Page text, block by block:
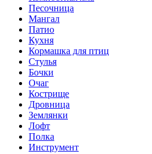
Песочница
Мангал
Патио
Кухня
Кормашка для птиц
Стулья
Бочки
Очаг
Кострище
Дровница
Землянки
Лофт
Полка
Инструмент